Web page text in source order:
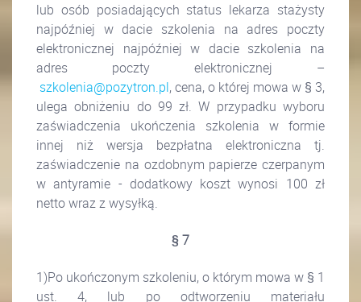
lub osób posiadających status lekarza stażysty
najpóźniej w dacie szkolenia na adres poczty
elektronicznej najpóźniej w dacie szkolenia na
adres poczty elektronicznej –
szkolenia@pozytron.pl, cena, o której mowa w § 3,
ulega obniżeniu do 99 zł. W przypadku wyboru
zaświadczenia ukończenia szkolenia w formie
innej niż wersja bezpłatna elektroniczna tj.
zaświadczenie na ozdobnym papierze czerpanym
w antyramie - dodatkowy koszt wynosi 100 zł
netto wraz z wysyłką.
§ 7
1)Po ukończonym szkoleniu, o którym mowa w § 1
ust. 4, lub po odtworzeniu materiału